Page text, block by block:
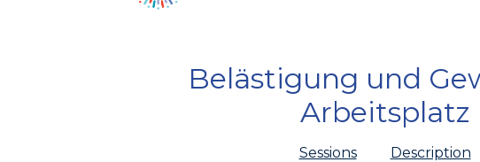
Belästigung und
Arbeitsplatz
Sessions Description